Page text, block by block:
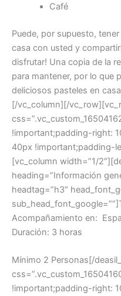
Café
Puede, por supuesto,
casa con usted y
disfrutar! Una copia de la
para mantener, por lo que
deliciosos pasteles en
[/vc_column][/
!important;padding-right:
40px !important;padding-
[vc_column width=”1/
heading=”Información
headtag=”h3″
Acompañamiento en:
Duración: 3 horas
Mínimo 2 Personas[/
!important;padding-right: